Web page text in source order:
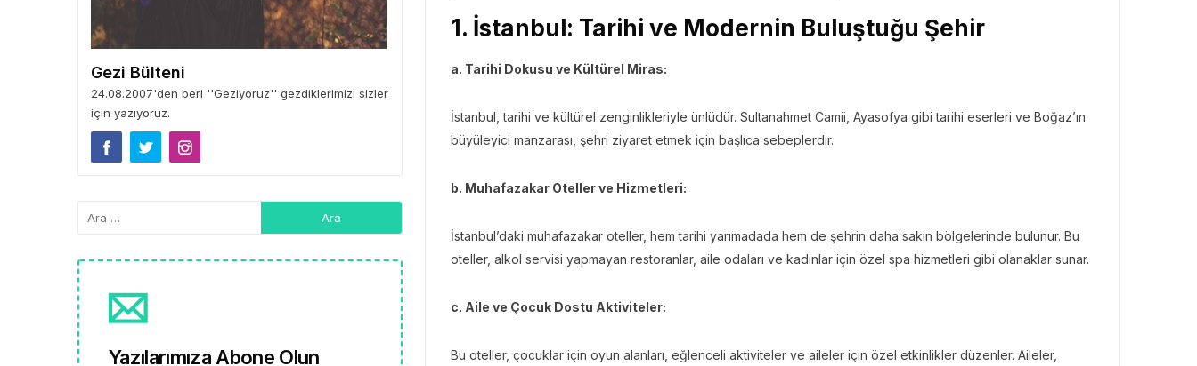
1. İstanbul: Tarihi ve Modernin Buluştuğu Şehir
a. Tarihi Dokusu ve Kültürel Miras:
İstanbul, tarihi ve kültürel zenginlikleriyle ünlüdür. Sultanahmet Camii, Ayasofya gibi tarihi eserleri ve Boğaz’ın
büyüleyici manzarası, şehri ziyaret etmek için başlıca sebeplerdir.
b. Muhafazakar Oteller ve Hizmetleri:
İstanbul’daki muhafazakar oteller, hem tarihi yarımadada hem de şehrin daha sakin bölgelerinde bulunur. Bu
oteller, alkol servisi yapmayan restoranlar, aile odaları ve kadınlar için özel spa hizmetleri gibi olanaklar sunar.
c. Aile ve Çocuk Dostu Aktiviteler:
Bu oteller, çocuklar için oyun alanları, eğlenceli aktiviteler ve aileler için özel etkinlikler düzenler. Aileler,
Gezi Bülteni
24.08.2007'den beri ''Geziyoruz'' gezdiklerimizi sizler
için yazıyoruz.
Yazılarımıza Abone Olun